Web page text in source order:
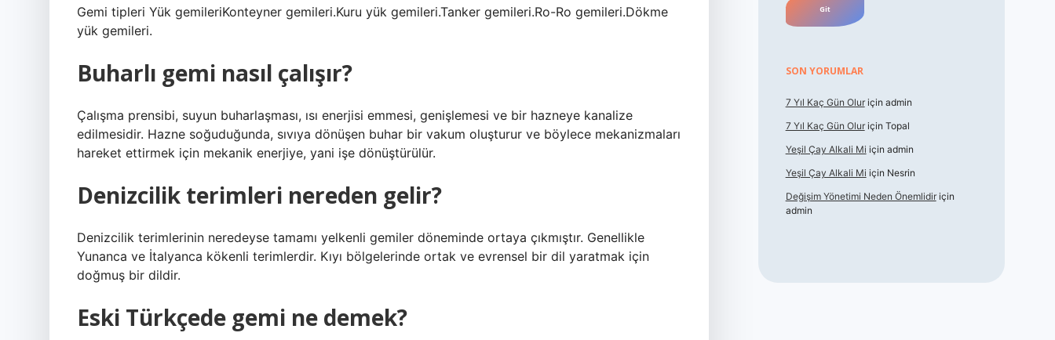
Gemi tipleri Yük gemileriKonteyner gemileri.Kuru yük gemileri.Tanker gemileri.Ro-Ro gemileri.Dökme
yük gemileri.
Buharlı gemi nasıl çalışır?
Çalışma prensibi, suyun buharlaşması, ısı enerjisi emmesi, genişlemesi ve bir hazneye kanalize
edilmesidir. Hazne soğuduğunda, sıvıya dönüşen buhar bir vakum oluşturur ve böylece mekanizmaları
hareket ettirmek için mekanik enerjiye, yani işe dönüştürülür.
Denizcilik terimleri nereden gelir?
Denizcilik terimlerinin neredeyse tamamı yelkenli gemiler döneminde ortaya çıkmıştır. Genellikle
Yunanca ve İtalyanca kökenli terimlerdir. Kıyı bölgelerinde ortak ve evrensel bir dil yaratmak için
doğmuş bir dildir.
Eski Türkçede gemi ne demek?
SON YORUMLAR
7 Yıl Kaç Gün Oluriçin admin
7 Yıl Kaç Gün Oluriçin Topal
Yeşil Çay Alkali Mi için admin
Yeşil Çay Alkali Mi için Nesrin
Değişim Yönetimi Neden Önemlidiriçin
admin